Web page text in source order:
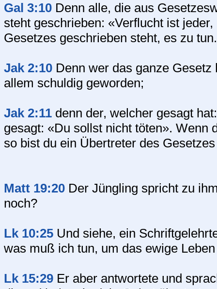
Gal 3:10 Denn alle, die aus
steht geschrieben: «Verflucht ist
Gesetzes geschrieben steht, es zu
Jak 2:10 Denn wer das ganze
allem schuldig geworden;
Jak 2:11 denn der, welcher gesagt
gesagt: «Du sollst nicht töten». Wenn
so bist du ein Übertreter des
Matt 19:20 Der Jüngling spricht zu
noch?
Lk 10:25 Und siehe, ein
was muß ich tun, um das ewige
Lk 15:29 Er aber antwortete und